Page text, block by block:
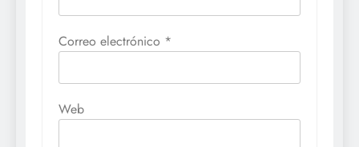
Correo electrónico *
Web